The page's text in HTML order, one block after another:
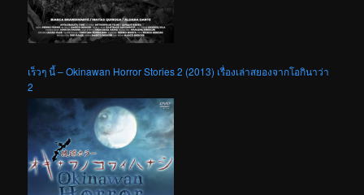
เร็วๆ นี้ – Okinawan Horror Stories 2 (2013) เรื่องเล่าสยองจากโอกินาว่า
2